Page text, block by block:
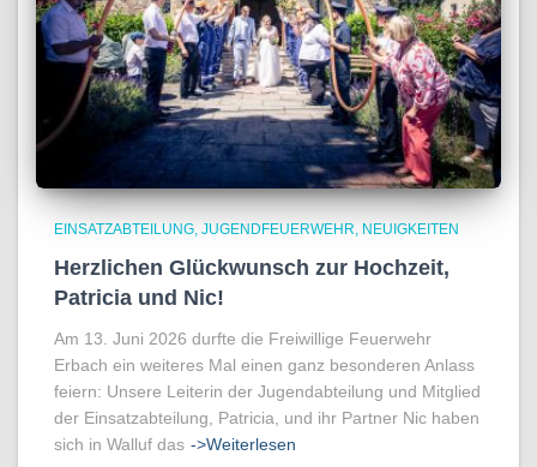
EINSATZABTEILUNG JUGENDFEUERWEHR NEUIGKEITEN
Herzlichen Glückwunsch zur Hochzeit,
Patricia und Nic!
Am 13. Juni 2026 durfte die Freiwillige Feuerwehr
Erbach ein weiteres Mal einen ganz besonderen Anlass
feiern: Unsere Leiterin der Jugendabteilung und Mitglied
der Einsatzabteilung, Patricia, und ihr Partner Nic haben
sich in Walluf das ->Weiterlesen